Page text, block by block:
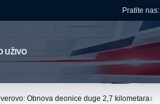
Pratite nas:
UŽIVO
Obnova deonice duge 2,7 kilometara›